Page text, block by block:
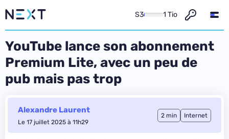
S3 1 Tio
YouTube lance son abonnement
Premium Lite, avec un peu de
pub mais pas trop
Alexandre Laurent
Le 17 juillet 2025 à 11h29
2 min Internet